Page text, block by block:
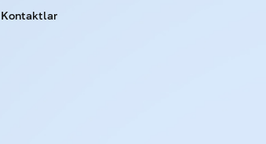
Kontaktlar